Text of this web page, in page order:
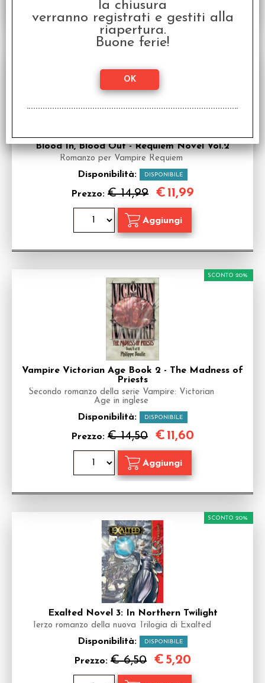
Blood In, Blood Out - Requiem Novel Vol.2
Romanzo per Vampire Requiem
Disponibilità: DISPONIBILE
Prezzo: € 14,99 €11,99
Vampire Victorian Age Book 2 - The Madness of
Priests
Secondo romanzo della serie Vampire: Victorian
Age in inglese
Disponibilità: DISPONIBILE
Prezzo: € 14,50
SCONTO 20%
€11,60
Exalted Novel 3: In Northern Twilight
Terzo romanzo della nuova Trilogia di Exalted
Disponibilità: DISPONIBILE
Prezzo: € 6,50
SCONTO 20%
€ 5,20
la chiusura
verranno registrati e gestiti alla
riapertura.
Buone ferie!